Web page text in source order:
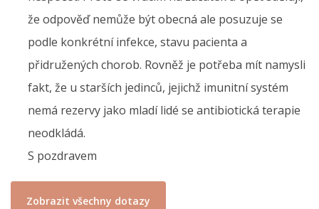
že odpověď nemůže být obecná ale posuzuje se
podle konkrétní infekce, stavu pacienta a
přidružených chorob. Rovněž je potřeba mít namysli
fakt, že u starších jedinců, jejichž imunitní systém
nemá rezervy jako mladí lidé se antibiotická terapie
neodkládá.
S pozdravem
Zobrazit všechny dotazy